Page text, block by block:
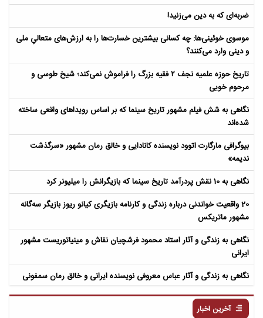
ضربه‌ای که به دین می‌زنید!
موسوی خوئینی‌ها: چه کسانی بیشترین خسارت‌ها را به ارزش‌های متعالیِ ملی
و دینی وارد می‌کنند؟
تاریخ حوزه علمیه نجف ۲ فقیه بزرگ را فراموش نمی‌کند؛ شیخ طوسی و
مرحوم خویی
نگاهی به شش فیلم مشهور تاریخ سینما که بر اساس رویداهای واقعی ساخته
شده‌اند
بیوگرافی مارگارت اتوود نویسنده کانادایی و خالق رمان مشهور «سرگذشت
ندیمه»
نگاهی به 10 نقش پردرآمد تاریخ سینما که بازیگرانش را میلیونر کرد
20 واقعیت خواندنی درباره زندگی و کارنامه بازیگری کیانو ریوز بازیگر سه‌گانه
مشهور ماتریکس
نگاهی به زندگی و آثار استاد محمود فرشچیان نقاش و مینیاتوریست مشهور
ایرانی
نگاهی به زندگی و آثار عباس معروفی نویسنده ایرانی و خالق رمان سمفونی
آخرین اخبار